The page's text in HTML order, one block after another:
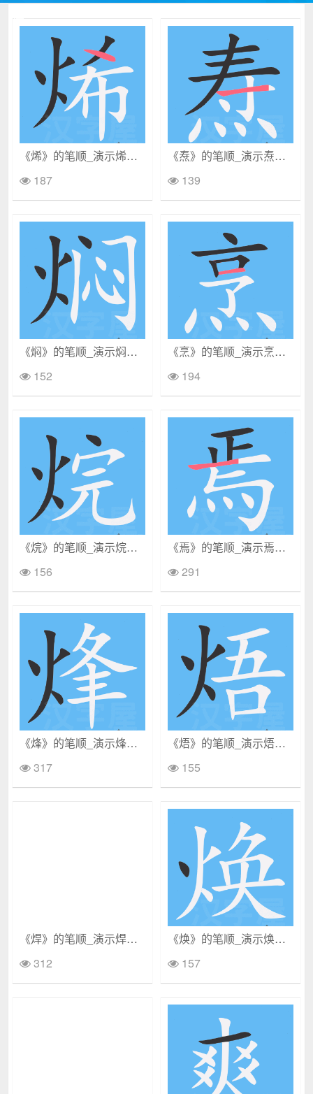
《烯》的笔顺_演示烯的笔顺及烯字的笔画顺序
187
《焘》的笔顺_演示焘的笔顺及焘字的笔画顺序
139
《焖》的笔顺_演示焖的笔顺及焖字的笔画顺序
152
《烹》的笔顺_演示烹的笔顺及烹字的笔画顺序
194
《烷》的笔顺_演示烷的笔顺及烷字的笔画顺序
156
《焉》的笔顺_演示焉的笔顺及焉字的笔画顺序
291
《烽》的笔顺_演示烽的笔顺及烽字的笔画顺序
317
《焐》的笔顺_演示焐的笔顺及焐字的笔画顺序
155
《焊》的笔顺_演示焊的笔顺及焊字的笔画顺序
312
《焕》的笔顺_演示焕的笔顺及焕字的笔画顺序
157